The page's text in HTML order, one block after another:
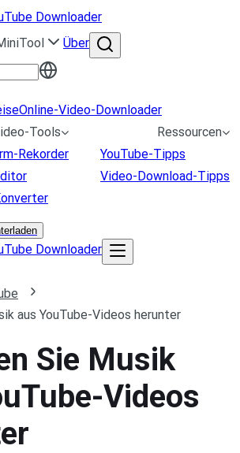
Downloader
Über
Online-Video-Downloader
Tools
Rekorder
Ressourcen
YouTube-Tipps
Video-Download-Tipps
Downloader
aus YouTube-Videos herunter
Sie Musik
Videos